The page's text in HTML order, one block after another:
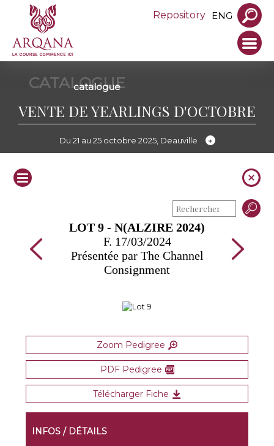
Repository ENG
CATALOGUE
catalogue
VENTE DE YEARLINGS D'OCTOBRE
Du 21 au 25 octobre 2025, Deauville
LOT 9 - N(ALZIRE 2024)
F. 17/03/2024
Présentée par The Channel
Consignment
Zoom Pedigree
PDF Pedigree
Télécharger Fiche
INFOS / DÉTAILS